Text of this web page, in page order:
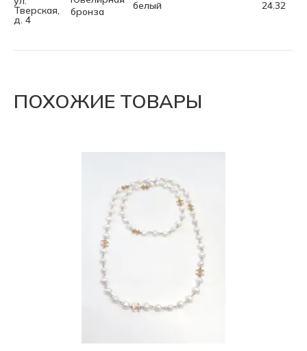
Тверская,
д. 4
бронза
белый 24.32
ПОХОЖИЕ ТОВАРЫ